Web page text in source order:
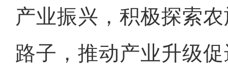
产业振兴，积极探索
路子，推动产业升级